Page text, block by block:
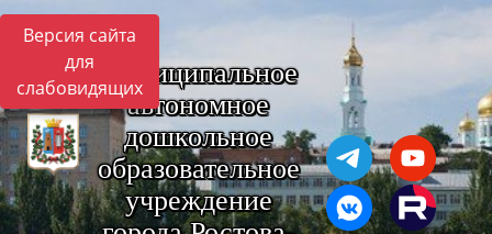
Версия сайта
для
слабовидящихМуниципальное
автономное
дошкольное
образовательное
учреждение